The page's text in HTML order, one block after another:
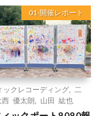
01-開催レポート
ックレコーディング
二
西 優太朗 山田 紘也